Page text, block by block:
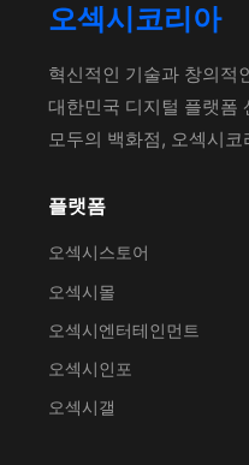
오섹시코리아
혁신적인 기술과 창의적
대한민국 디지털 플랫폼
모두의 백화점, 오섹시코
플랫폼
오섹시스토어
오섹시몰
오섹시엔터테인먼트
오섹시인포
오섹시갤